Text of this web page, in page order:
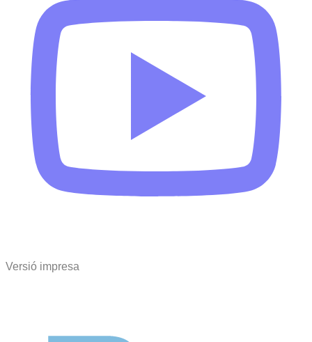
Versió impresa